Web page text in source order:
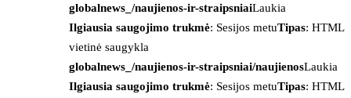
globalnews_/naujienos-ir-straipsniaiLaukia
Ilgiausia saugojimo trukmė: Sesijos metuTipas: HTML
vietinė saugykla
globalnews_/naujienos-ir-straipsniai/naujienosLaukia
Ilgiausia saugojimo trukmė: Sesijos metuTipas: HTML